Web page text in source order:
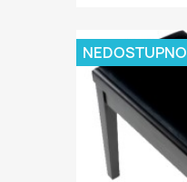
NEDOSTUPNO